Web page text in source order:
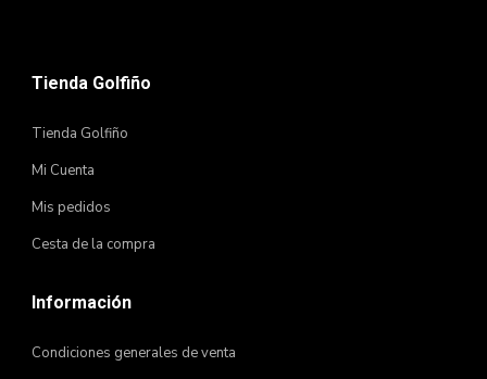
Tienda Golfiño
Tienda Golfiño
Mi Cuenta
Mis pedidos
Cesta de la compra
Información
Condiciones generales de venta